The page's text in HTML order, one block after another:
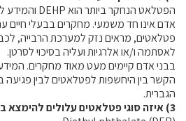
הפטלאט הנחקר ביותר הואDEHP והמידע
אדם אינו חד משמעי. מחקרים בבעלי
פטלאטים, מראים נזק למערכת הרבייה,
לאסתמה ו/או אלרגיות ועליה בסיכוי לסרטן.
בבני אדם קיימים מעט מאוד מחקרים.
הקשר בין היחשפות לפטלאטים לבין
הגברית.
3) איזה סוגי פטלאטים עלולים להימצא במוצרי החלב?